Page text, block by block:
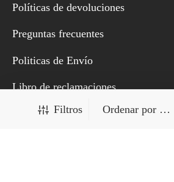
Filtros
Políticas de devoluciones
Preguntas frecuentes
Politicas de Envío
Libro de reclamaciones